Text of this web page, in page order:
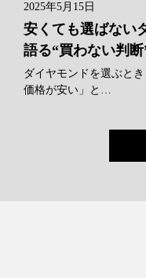
2025年5月15日
安くても選ばない
語る“買わない判断
ダイヤモンドを選ぶと
価格が安い」と…